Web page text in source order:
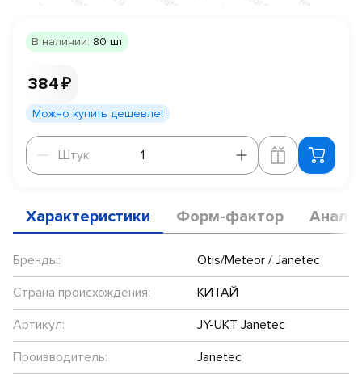
В наличии: 80 шт
384 ₽
Можно купить дешевле!
Штук
Штук
Характеристики Форм-фактор
Бренды:
Otis/Meteor / Janetec
Страна происхождения:
КИТАЙ
Артикул:
JY-UKT Janetec
Производитель:
Janetec